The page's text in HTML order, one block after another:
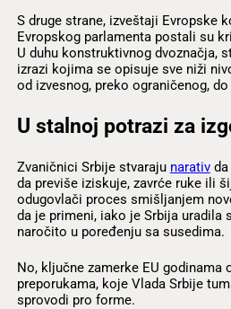
S druge strane, izveštaji Evropske
Evropskog parlamenta postali su
U duhu konstruktivnog dvoznačja,
izrazi kojima se opisuje sve niži
od izvesnog, preko ograničenog, do
U stalnoj potrazi za
Zvaničnici Srbije stvaraju narativda
da previše iziskuje, zavrće ruke ili
odugovlači proces smišljanjem
da je primeni, iako je Srbija uradila
naročito u poređenju sa susedima.
No, ključne zamerke EU godinama
preporukama, koje Vlada Srbije
sprovodi pro forme.